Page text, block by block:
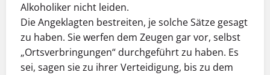
Alkoholiker nicht leiden.
Die Angeklagten bestreiten, je solche Sätze gesagt
zu haben. Sie werfen dem Zeugen gar vor, selbst
„Ortsverbringungen“ durchgeführt zu haben. Es
sei, sagen sie zu ihrer Verteidigung, bis zu dem